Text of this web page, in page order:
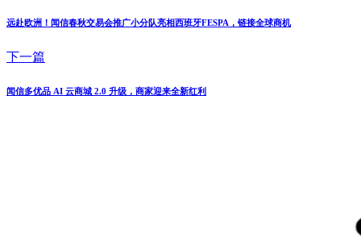
远赴欧洲！闻信春秋交易会推广小分队亮相西班牙FESPA，链接全球商机
下一篇
闻信多优品 AI 云商城 2.0 升级，商家迎来全新红利